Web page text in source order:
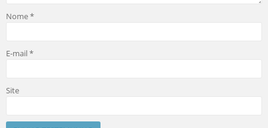
Nome*
E-mail*
Site